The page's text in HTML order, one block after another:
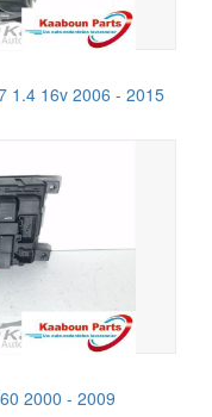
1.4 16v 2006 - 2015
2000 - 2009